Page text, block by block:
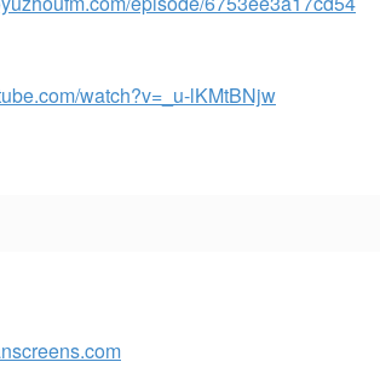
watch?v=_u-lKMtBNjw